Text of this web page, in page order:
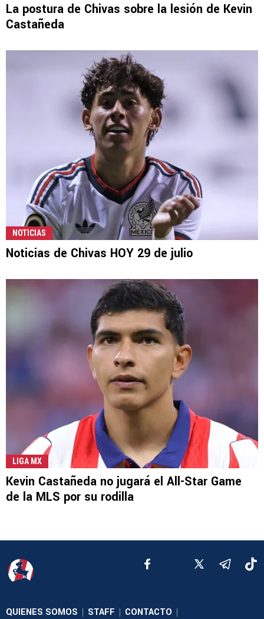
La postura de Chivas sobre la lesión de Kevin
Castañeda
NOTICIAS
Noticias de Chivas HOY 29 de julio
LIGA MX
Kevin Castañeda no jugará el All-Star Game
de la MLS por su rodilla
QUIENES SOMOS | STAFF | CONTACTO |